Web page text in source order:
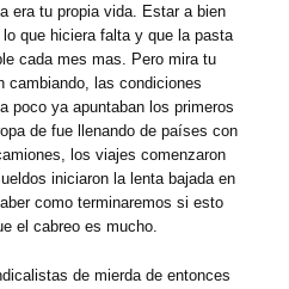
era tu propia vida. Estar a bien
que hiciera falta y que la pasta
cada mes mas. Pero mira tu
cambiando, las condiciones
poco ya apuntaban los primeros
de fue llenando de países con
los viajes comenzaron
iniciaron la lenta bajada en
como terminaremos si esto
el cabreo es mucho.
de mierda de entonces